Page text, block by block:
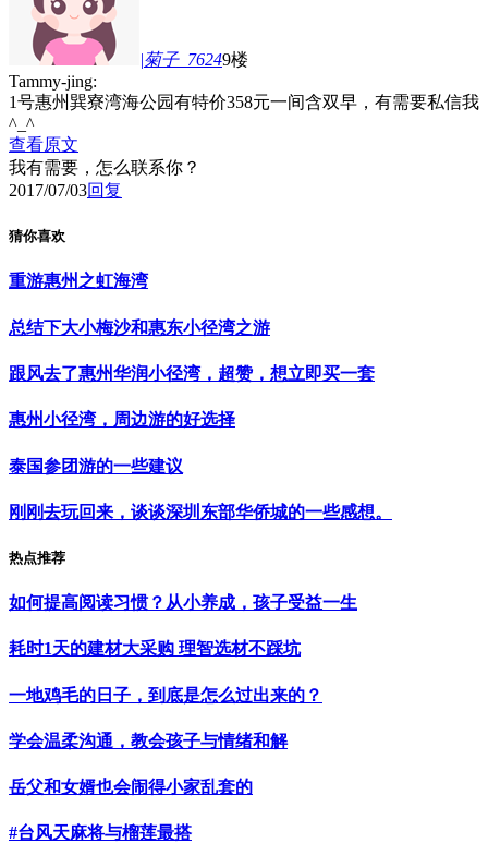
|菊子_76249楼
Tammy-jing:
1号惠州巽寮湾海公园有特价358元一间含双早，有需要私信我
^_^
查看原文
我有需要，怎么联系你？
2017/07/03回复
猜你喜欢
重游惠州之虹海湾
总结下大小梅沙和惠东小径湾之游
跟风去了惠州华润小径湾，超赞，想立即买一套
惠州小径湾，周边游的好选择
泰国参团游的一些建议
刚刚去玩回来，谈谈深圳东部华侨城的一些感想。
热点推荐
如何提高阅读习惯？从小养成，孩子受益一生
耗时1天的建材大采购 理智选材不踩坑
一地鸡毛的日子，到底是怎么过出来的？
学会温柔沟通，教会孩子与情绪和解
岳父和女婿也会闹得小家乱套的
#台风天麻将与榴莲最搭